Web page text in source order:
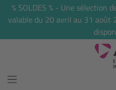
principal
% SOLDES % - Une
valable du 20 avril au 31 août